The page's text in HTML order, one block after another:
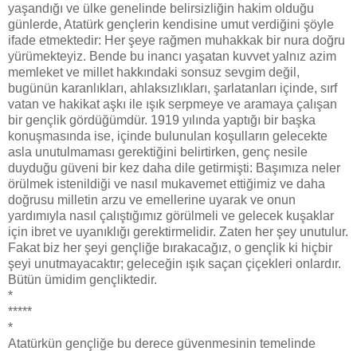
yaşandığı ve ülke genelinde belirsizliğin hakim olduğu
günlerde, Atatürk gençlerin kendisine umut verdiğini şöyle
ifade etmektedir: Her şeye rağmen muhakkak bir nura doğru
yürümekteyiz. Bende bu inancı yaşatan kuvvet yalnız azim
memleket ve millet hakkındaki sonsuz sevgim değil,
bugünün karanlıkları, ahlaksızlıkları, şarlatanları içinde, sırf
vatan ve hakikat aşkı ile ışık serpmeye ve aramaya çalışan
bir gençlik gördüğümdür. 1919 yılında yaptığı bir başka
konuşmasında ise, içinde bulunulan koşulların gelecekte
asla unutulmaması gerektiğini belirtirken, genç nesile
duyduğu güveni bir kez daha dile getirmişti: Başımıza neler
örülmek istenildiği ve nasıl mukavemet ettiğimiz ve daha
doğrusu milletin arzu ve emellerine uyarak ve onun
yardımıyla nasıl çalıştığımız görülmeli ve gelecek kuşaklar
için ibret ve uyanıklığı gerektirmelidir. Zaten her şey unutulur.
Fakat biz her şeyi gençliğe bırakacağız, o gençlik ki hiçbir
şeyi unutmayacaktır; geleceğin ışık saçan çiçekleri onlardır.
Bütün ümidim gençliktedir.
*
*****
*
Atatürkün gençliğe bu derece güvenmesinin temelinde